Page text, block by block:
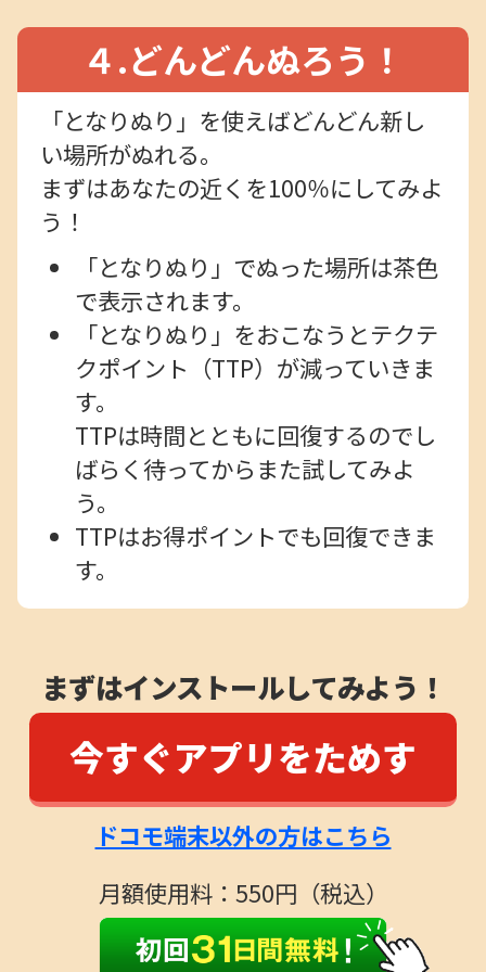
４.どんどんぬろう！
「となりぬり」を使えばどんどん新し
い場所がぬれる。
まずはあなたの近くを100％にしてみよ
う！
「となりぬり」でぬった場所は茶色
で表示されます。
「となりぬり」をおこなうとテクテ
クポイント（TTP）が減っていきま
す。
TTPは時間とともに回復するのでし
ばらく待ってからまた試してみよ
う。
TTPはお得ポイントでも回復できま
す。
まずはインストールしてみよう！
今すぐアプリをためす
ドコモ端末以外の方はこちら
月額使用料：550円（税込）